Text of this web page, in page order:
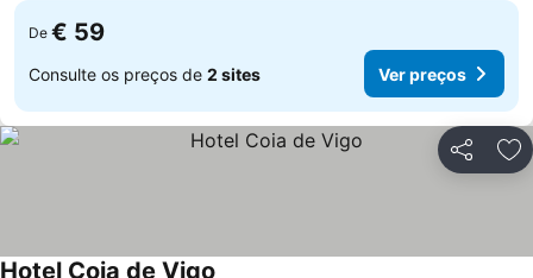
De € 59
Consulte os preços de 2 sites Ver preços
Partilhar
Hotel Coia de Vigo